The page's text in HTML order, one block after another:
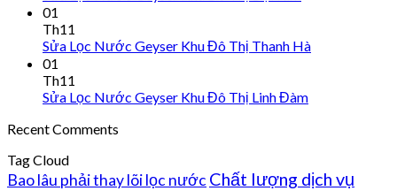
01
Th11
Sửa Lọc Nước Geyser Khu Đô Thị Thanh Hà
01
Th11
Sửa Lọc Nước Geyser Khu Đô Thị Linh Đàm
Recent Comments
Tag Cloud
Bao lâu phải thay lõi lọc nước Chất lượng dịch vụ